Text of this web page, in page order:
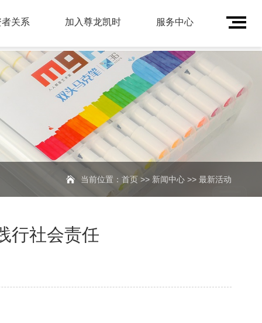
关系 加入尊龙凯时 服务中心
当前位置： 首页 >> 新闻中心 >> 最新活动
行社会责任